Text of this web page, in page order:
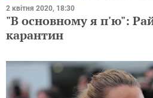
2 квітня 2020, 18:30
"В основному я п'ю":
карантин